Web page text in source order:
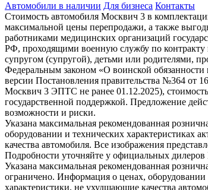
Автомобили в наличии Для бизнеса Контакты
Стоимость автомобиля Москвич 3 в
максимальной цены перепродажи, а также
работниками медицинских организаций
РФ, проходящими военную службу по контракту
супругом (супругой), детьми или родителями,
Федеральным законом «О воинской обязанности
версии Постановления правительства №364 от
Москвич 3 ЭПТС не ранее 01.12.2025),
государственной поддержкой. Предложение
возможности и риски.
Указана максимальная рекомендованная
оборудовании и технических характеристиках
качества автомобиля. Все изображения
Подробности уточняйте у официальных
Указана максимальная рекомендованная
ограничено. Информация о ценах,
характеристики, не ухудшающие качества